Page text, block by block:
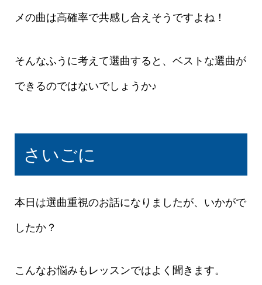
メの曲は高確率で共感し合えそうですよね！
そんなふうに考えて選曲すると、ベストな選曲が
できるのではないでしょうか♪
さいごに
本日は選曲重視のお話になりましたが、いかがで
したか？
こんなお悩みもレッスンではよく聞きます。